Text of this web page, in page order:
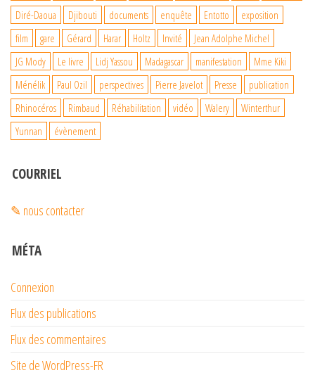
Diré-Daoua
Djibouti documents enquête Entotto
exposition
film
gare Gérard Harar Holtz Invité
Jean Adolphe Michel
JG Mody
Le livre Lidj Yassou Madagascar manifestation
Mme Kiki
Ménélik
Paul Ozil perspectives Pierre Javelot Presse
publication
Rhinocéros
Rimbaud Réhabilitation vidéo Walery
Winterthur
Yunnan
évènement
COURRIEL
✎ nous contacter
MÉTA
Connexion
Flux des publications
Flux des commentaires
Site de WordPress-FR